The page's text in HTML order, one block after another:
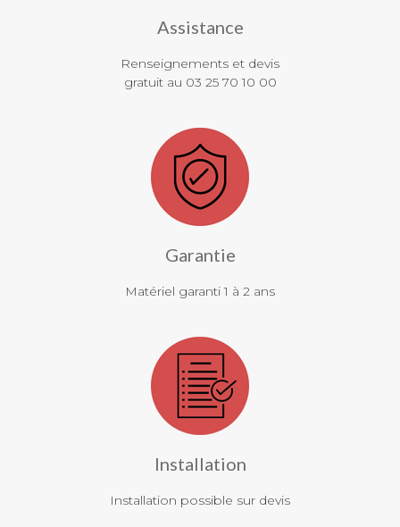
Assistance
Renseignements et devis
gratuit au 03 25 70 10 00
Garantie
Matériel garanti 1 à 2 ans
Installation
Installation possible sur devis